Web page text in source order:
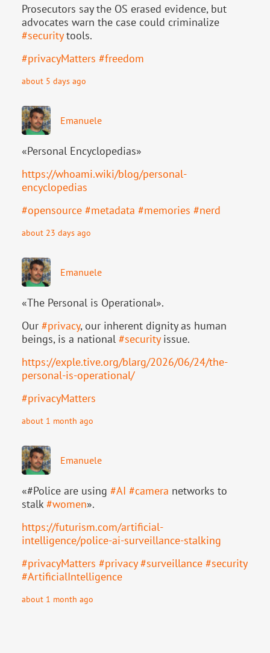
Prosecutors say the OS erased evidence, but
advocates warn the case could criminalize
#securitytools.
#privacyMatters #freedom
about 5 days ago
Emanuele
«Personal Encyclopedias»
https://whoami.wiki/blog/personal-
encyclopedias
#opensource #metadata #memories #nerd
about 23 days ago
Emanuele
«The Personal is Operational».
Our #privacy, our inherent dignity as human
beings, is a national #securityissue.
https://exple.tive.org/blarg/2026/06/24/the-
personal-is-operational/
#privacyMatters
about 1 month ago
Emanuele
«#Police are using #AI #camera networks to
stalk#women».
https://futurism.com/artificial-
intelligence/police-ai-surveillance-stalking
#privacyMatters #privacy #surveillance #security
#ArtificialIntelligence
about 1 month ago